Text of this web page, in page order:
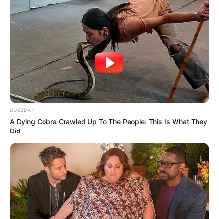
— com a cobrança continuando por outras vias.
O caso tem uma ironia clara: a mansão vale 32 vezes mais do
que a dívida que ameaça bloqueá-la. Mas no direito tributário, o
tamanho do patrimônio não impede o bloqueio — o que importa é a
inadimplência. E ela, neste caso, está documentada.
BUZZDAY
A Dying Cobra Crawled Up To The People: This Is What They
Did